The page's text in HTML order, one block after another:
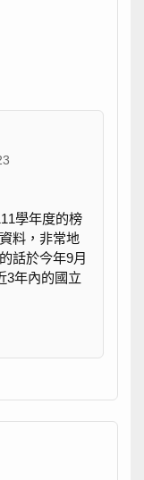
學年度的榜
料，非常地
話於今年9月
3年內的國立